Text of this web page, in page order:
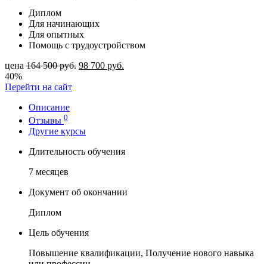
Диплом
Для начинающих
Для опытных
Помощь с трудоустройством
цена 164 500руб. 98 700 руб.
40%
Перейти на сайт
Описание
Отзывы 0
Другие курсы
Длительность обучения
7 месяцев
Документ об окончании
Диплом
Цель обучения
Повышение квалификации, Получение нового навыка